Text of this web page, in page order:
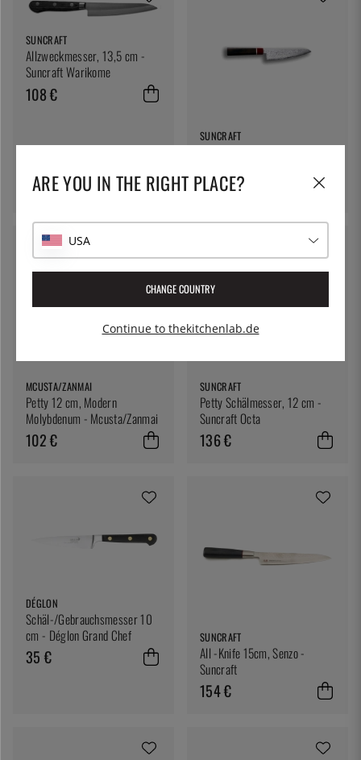
SUNCRAFT
Allzweckmesser, 13,5 cm -
Suncraft Warikome
108 €
SUNCRAFT
Kleines Santoku, 14,5 cm -
154 €
MCUSTA/ZANMAI
Petty 12 cm, Modern
Molybdenum - Mcusta/Zanmai
102 €
SUNCRAFT
Petty Schälmesser, 12 cm -
Suncraft Octa
136 €
DÉGLON
Schäl-/Gebrauchsmesser 10
cm - Déglon Grand Chef
35 €
SUNCRAFT
All -Knife 15cm, Senzo -
Suncraft
154 €
ARE YOU IN THE RIGHT PLACE?
USA
CHANGE COUNTRY
Continue to thekitchenlab.de